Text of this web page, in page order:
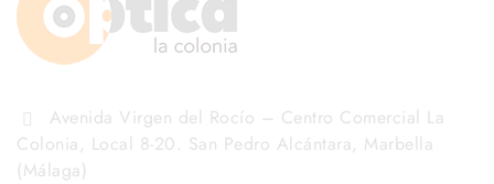
Avenida Virgen del Rocío – Centro Comercial La
Colonia, Local 8-20. San Pedro Alcántara, Marbella
(Málaga)